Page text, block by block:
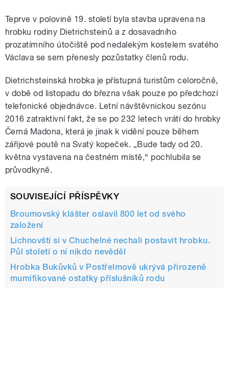
Teprve v polovině 19. století byla stavba upravena na
hrobku rodiny Dietrichsteinů a z dosavadního
prozatímního útočiště pod nedalekým kostelem svatého
Václava se sem přenesly pozůstatky členů rodu.
Dietrichsteinská hrobka je přístupná turistům celoročně,
v době od listopadu do března však pouze po předchozí
telefonické objednávce. Letní návštěvnickou sezónu
2016 zatraktivní fakt, že se po 232 letech vrátí do hrobky
Černá Madona, která je jinak k vidění pouze během
zářijové poutě na Svatý kopeček. „Bude tady od 20.
května vystavena na čestném místě,“ pochlubila se
průvodkyně.
SOUVISEJÍCÍ PŘÍSPĚVKY
Broumovský klášter oslavil 800 let od svého
založení
Lichnovští si v Chuchelné nechali postavit hrobku.
Půl století o ní nikdo nevěděl
Hrobka Bukůvků v Postřelmově ukrývá přirozeně
mumifikované ostatky příslušníků rodu